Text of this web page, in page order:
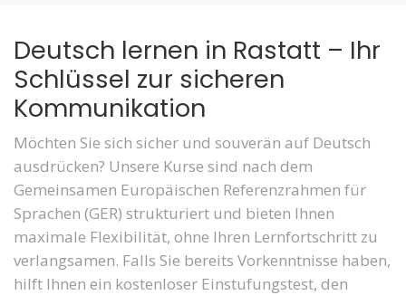
Deutsch lernen in Rastatt – Ihr
Schlüssel zur sicheren
Kommunikation
Möchten Sie sich sicher und souverän auf Deutsch
ausdrücken? Unsere Kurse sind nach dem
Gemeinsamen Europäischen Referenzrahmen für
Sprachen (GER) strukturiert und bieten Ihnen
maximale Flexibilität, ohne Ihren Lernfortschritt zu
verlangsamen. Falls Sie bereits Vorkenntnisse haben,
hilft Ihnen ein kostenloser Einstufungstest, den